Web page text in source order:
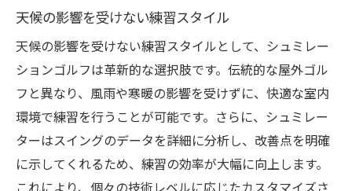
天候の影響を受けない練習スタイル
天候の影響を受けない練習スタイルとして、シュミレー
ションゴルフは革新的な選択肢です。伝統的な屋外ゴル
フと異なり、風雨や寒暖の影響を受けずに、快適な室内
環境で練習を行うことが可能です。さらに、シュミレー
ターはスイングのデータを詳細に分析し、改善点を明確
に示してくれるため、練習の効率が大幅に向上します。